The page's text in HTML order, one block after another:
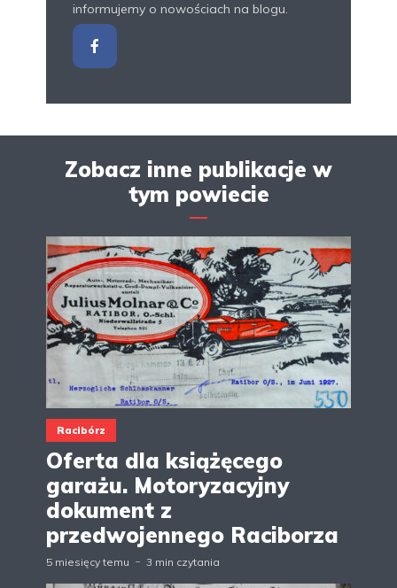
informujemy o nowościach na blogu.
Zobacz inne publikacje w
tym powiecie
Racibórz
Oferta dla książęcego
garażu. Motoryzacyjny
dokument z
przedwojennego Raciborza
5 miesięcy temu 3 min czytania